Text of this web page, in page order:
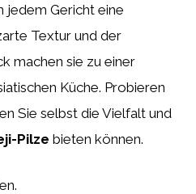
jedem Gericht eine
Textur und der
machen sie zu einer
Küche. Probieren
Sie selbst die Vielfalt und
Pilze bieten können.